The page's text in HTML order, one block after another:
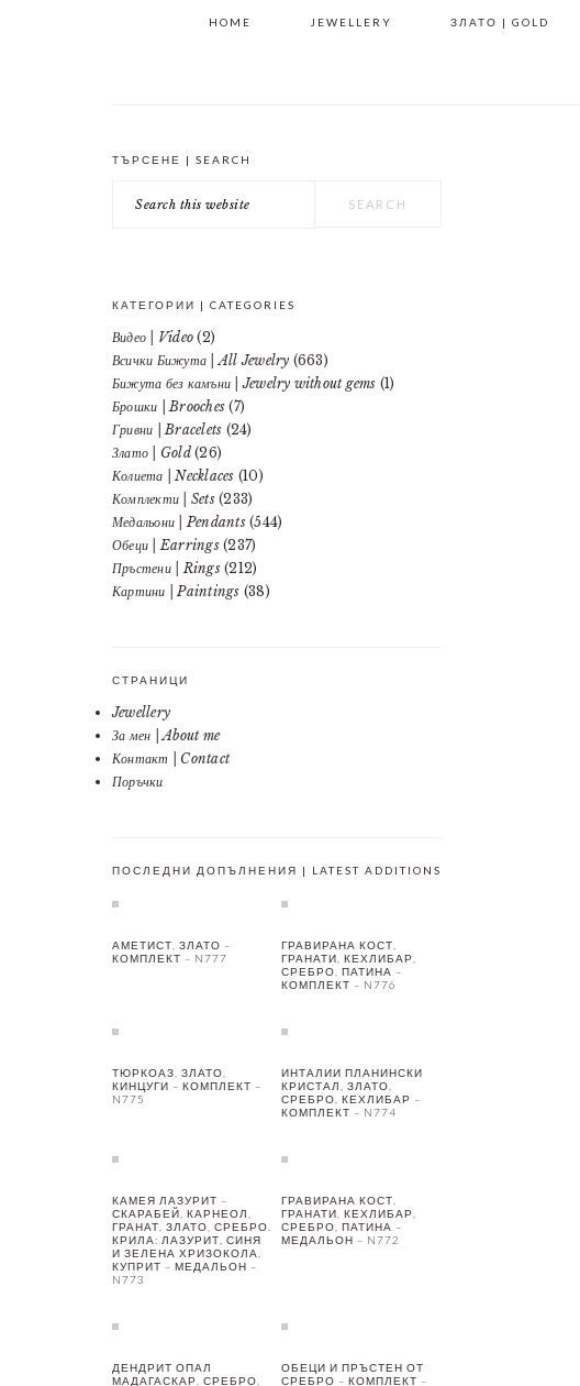
HOME JEWELLERY ЗЛАТО | GOLD
PRIMARY
SIDEBAR
ТЪРСЕНЕ | SEARCH
this
КАТЕГОРИИ | CATEGORIES
Видео | Video (2)
Всички Бижута | All Jewelry (663)
Бижута без камъни | Jewelry without gems (1)
Брошки | Brooches (7)
Гривни | Bracelets (24)
Злато | Gold(26)
Колиета | Necklaces (10)
Комплекти | Sets(233)
Медальони | Pendants(544)
Обеци | Earrings(237)
Пръстени | Rings(212)
Картини | Paintings (38)
СТРАНИЦИ
Jewellery
За мен | About me
Контакт | Contact
Поръчки
ПОСЛЕДНИ ДОПЪЛНЕНИЯ | LATEST ADDITIONS
АМЕТИСТ, ЗЛАТО –
КОМПЛЕКТ – N777
ГРАВИРАНА КОСТ,
ГРАНАТИ, КЕХЛИБАР,
СРЕБРО, ПАТИНА –
КОМПЛЕКТ – N776
ТЮРКОАЗ, ЗЛАТО,
КИНЦУГИ – КОМПЛЕКТ –
N775
ИНТАЛИИ ПЛАНИНСКИ
КРИСТАЛ, ЗЛАТО,
СРЕБРО, КЕХЛИБАР –
КОМПЛЕКТ – N774
КАМЕЯ ЛАЗУРИТ –
СКАРАБЕЙ, КАРНЕОЛ,
ГРАНАТ, ЗЛАТО, СРЕБРО.
КРИЛА: ЛАЗУРИТ, СИНЯ
И ЗЕЛЕНА ХРИЗОКОЛА,
КУПРИТ – МЕДАЛЬОН –
N773
ГРАВИРАНА КОСТ,
ГРАНАТИ, КЕХЛИБАР,
СРЕБРО, ПАТИНА –
МЕДАЛЬОН – N772
ДЕНДРИТ ОПАЛ
МАДАГАСКАР, СРЕБРО,
ОБЕЦИ И ПРЪСТЕН ОТ
СРЕБРО – КОМПЛЕКТ –